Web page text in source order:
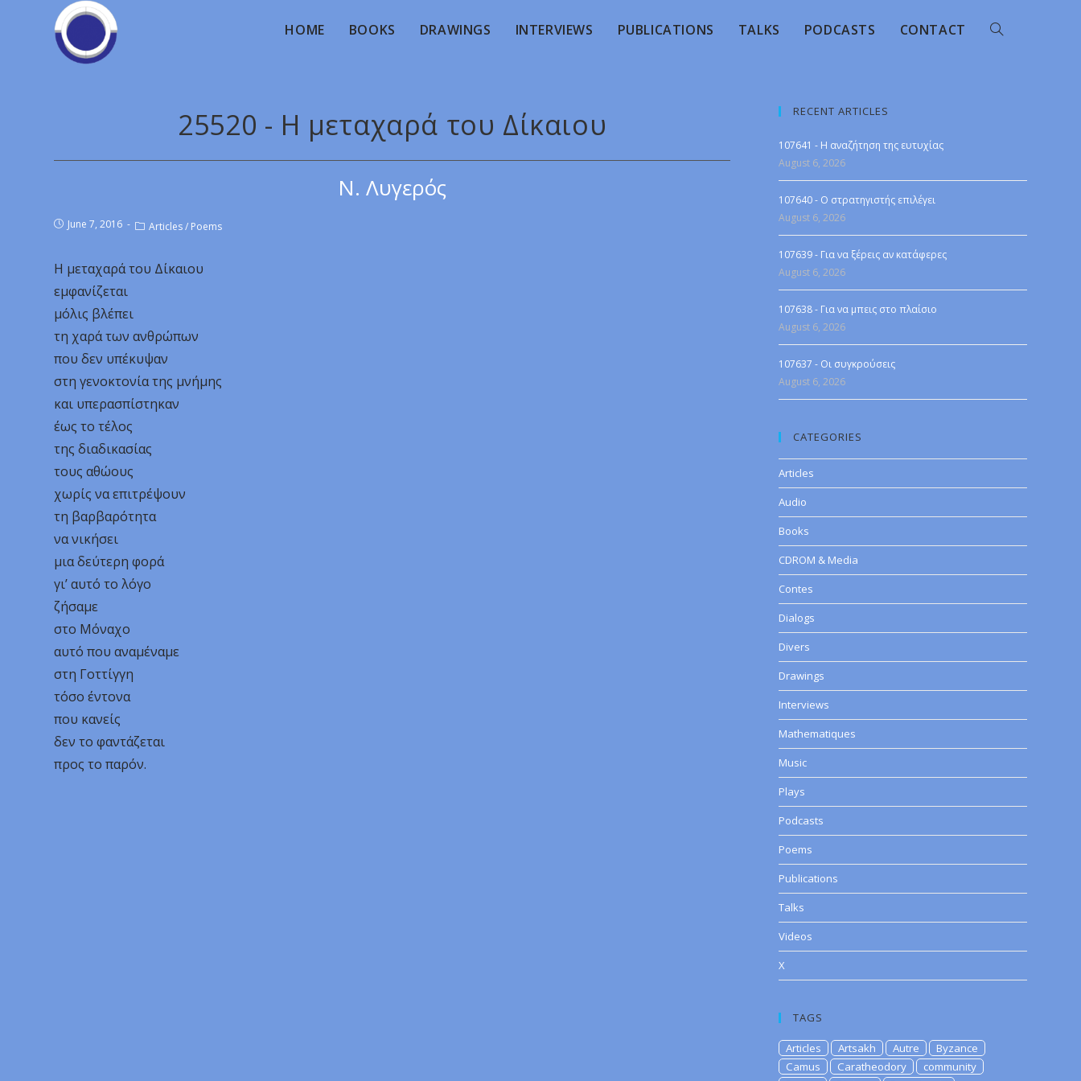
HOME BOOKS DRAWINGS INTERVIEWS PUBLICATIONS TALKS PODCASTS CONTACT
25520 - Η μεταχαρά του Δίκαιου
Ν. Λυγερός
June 7, 2016 Articles/ Poems
Η μεταχαρά του Δίκαιου
εμφανίζεται
μόλις βλέπει
τη χαρά των ανθρώπων
που δεν υπέκυψαν
στη γενοκτονία της μνήμης
και υπερασπίστηκαν
έως το τέλος
της διαδικασίας
τους αθώους
χωρίς να επιτρέψουν
τη βαρβαρότητα
να νικήσει
μια δεύτερη φορά
γι’ αυτό το λόγο
ζήσαμε
στο Μόναχο
αυτό που αναμέναμε
στη Γοττίγγη
τόσο έντονα
που κανείς
δεν το φαντάζεται
προς το παρόν.
RECENT ARTICLES
107641 - Η αναζήτηση της ευτυχίας
August 6, 2026
107640 - Ο στρατηγιστής επιλέγει
August 6, 2026
107639 - Για να ξέρεις αν κατάφερες
August 6, 2026
107638 - Για να μπεις στο πλαίσιο
August 6, 2026
107637 - Οι συγκρούσεις
August 6, 2026
CATEGORIES
Articles
Audio
Books
CDROM & Media
Contes
Dialogs
Divers
Drawings
Interviews
Mathematiques
Music
Plays
Podcasts
Poems
Publications
Talks
Videos
X
TAGS
Articles Artsakh Autre
Byzance
Camus
Caratheodory
community